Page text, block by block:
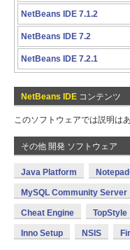
NetBeans IDE 7.1.2
NetBeans IDE 7.2
NetBeans IDE 7.2.1
NetBeans IDE コンテンツ
このソフトウェアでは説明は
その他 開発 ソフトウェア
Java Platform
MySQL Community Server
Cheat Engine TopStyle
Inno Setup NSIS